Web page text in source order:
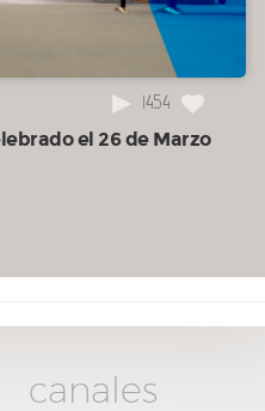
1454
el 26 de Marzo
canales